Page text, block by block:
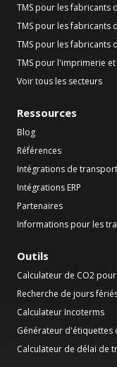
TMS pour les fabricants
TMS pour les fabricants
TMS pour les fabricants
TMS pour l'imprimerie
Voir tous les secteurs
Ressources
Blog
Références
Intégrations de
Intégrations ERP
Partenaires
Informations pour les
Outils
Calculateur de CO2
Recherche de jours
Calculateur Incoterms
Générateur d'étiquettes
Calculateur de délai de